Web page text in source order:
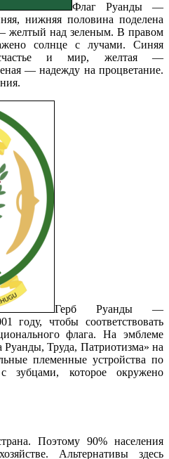
Флаг Руанды —
нижняя половина поделена
желтый над зеленым. В правом
солнце с лучами. Синяя
счастье и мир, желтая —
— надежду на процветание.
Герб Руанды —
году, чтобы соответствовать
флага. На эмблеме
Руанды, Труда, Патриотизма» на
племенные устройства по
которое окружено
Поэтому 90% населения
Альтернативы здесь